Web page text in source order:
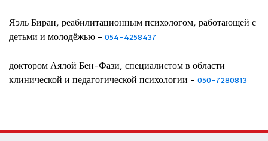
Яэль Биран, реабилитационным психологом, работающей с
детьми и молодёжью - 054-4258437
доктором Аялой Бен-Фази, специалистом в области
клинической и педагогической психологии - 050-7280813